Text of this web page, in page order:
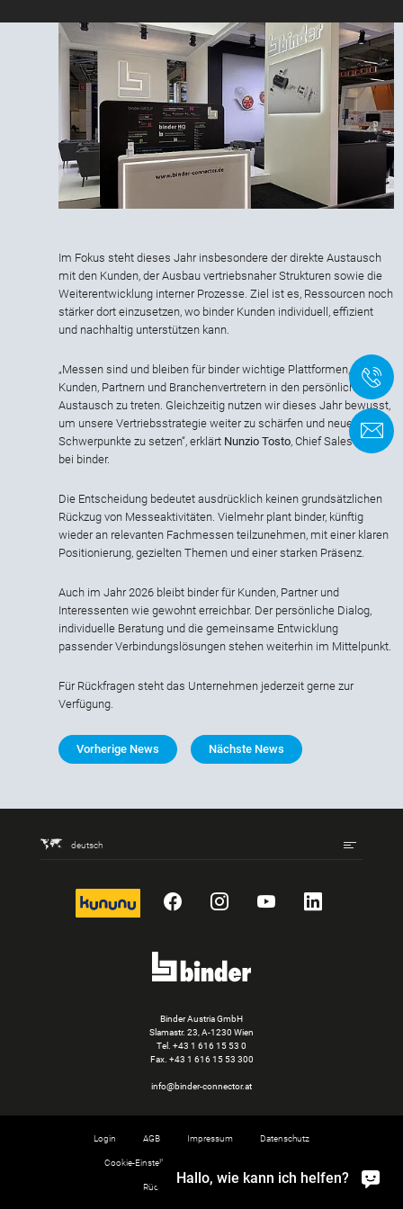
Im Fokus steht dieses Jahr insbesondere der direkte Austausch
mit den Kunden, der Ausbau vertriebsnaher Strukturen sowie die
Weiterentwicklung interner Prozesse. Ziel ist es, Ressourcen noch
stärker dort einzusetzen, wo binder Kunden individuell, effizient
und nachhaltig unterstützen kann.
„Messen sind und bleiben für binder wichtige Plattformen, um mit
Kunden, Partnern und Branchenvertretern in den persönlichen
Austausch zu treten. Gleichzeitig nutzen wir dieses Jahr bewusst,
um unsere Vertriebsstrategie weiter zu schärfen und neue
Schwerpunkte zu setzen“, erklärt Nunzio Tosto, Chief Sales Officer
bei binder.
Die Entscheidung bedeutet ausdrücklich keinen grundsätzlichen
Rückzug von Messeaktivitäten. Vielmehr plant binder, künftig
wieder an relevanten Fachmessen teilzunehmen, mit einer klaren
Positionierung, gezielten Themen und einer starken Präsenz.
Auch im Jahr 2026 bleibt binder für Kunden, Partner und
Interessenten wie gewohnt erreichbar. Der persönliche Dialog,
individuelle Beratung und die gemeinsame Entwicklung
passender Verbindungslösungen stehen weiterhin im Mittelpunkt.
Für Rückfragen steht das Unternehmen jederzeit gerne zur
Verfügung.
Vorherige News Nächste News
deutsch
kununu FacebookInstagram
YouTubeLinkedIn
Binder Austria GmbH
Slamastr. 23, A-1230 Wien
Tel. +43 1 616 15 53 0
Fax. +43 1 616 15 53 300
info@binder-connector.at
Login AGB Impressum Datenschutz
Cookie-Einstellungen
Rücknahme von Altprodukten
Hallo, wie kann ich helfen?